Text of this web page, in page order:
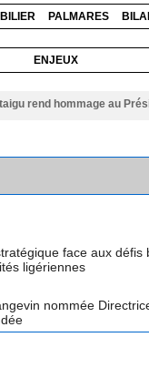
PALMARES
ENJEUX
hommage au Président
face aux défis
ligériennes
nommée